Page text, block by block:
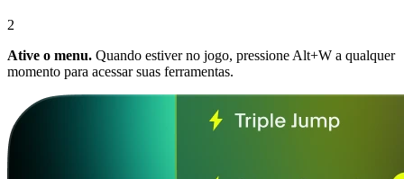
2
Ative o menu. Quando estiver no jogo, pressione Alt+W a qualquer
momento para acessar suas ferramentas.